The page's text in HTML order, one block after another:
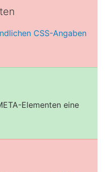
CSS-Angaben
Elementen eine